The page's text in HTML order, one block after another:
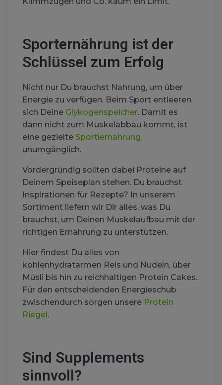
Sporternährung ist der
Schlüssel zum Erfolg
Nicht nur Du brauchst Nahrung, um über
Energie zu verfügen. Beim Sport entleeren
sich Deine Glykogenspeicher. Damit es
dann nicht zum Muskelabbau kommt, ist
eine gezielte Sportlernahrung
unumgänglich.
Vordergründig sollten dabei Proteine auf
Deinem Speiseplan stehen. Du brauchst
Inspirationen für Rezepte? In unserem
Sortiment liefern wir Dir alles, was Du
brauchst, um Deinen Muskelaufbau mit der
richtigen Ernährung zu unterstützen.
Hier findest Du alles von
kohlenhydratarmen Reis und Nudeln, über
Müsli bis hin zu reichhaltigen Protein Cakes.
Für den entscheidenden Energieschub
zwischendurch sorgen unsere Protein
Riegel.
Sind Supplements
sinnvoll?